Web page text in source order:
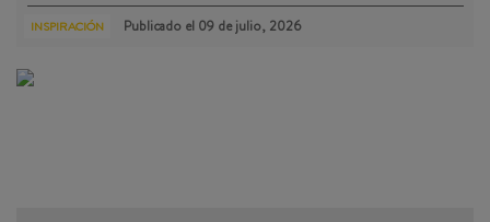
INSPIRACIÓN Publicado el 09 de julio, 2026